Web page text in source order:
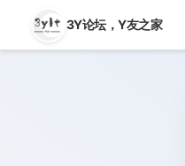
3Y论坛，Y友之家